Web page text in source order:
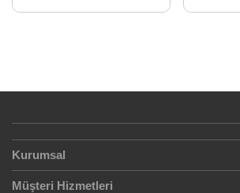
Kurumsal
Müşteri Hizmetleri